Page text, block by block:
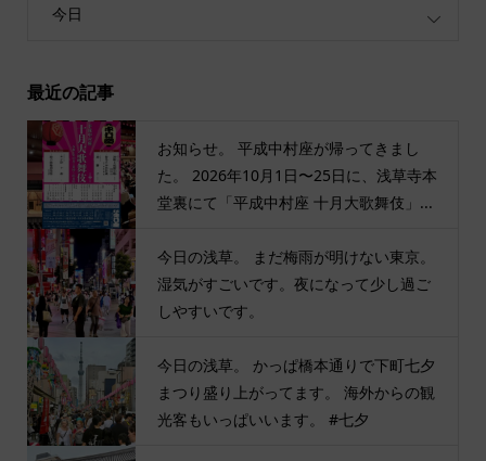
今日
最近の記事
お知らせ。 平成中村座が帰ってきまし
た。 2026年10月1日〜25日に、浅草寺本
堂裏にて「平成中村座 十月大歌舞伎」...
今日の浅草。 まだ梅雨が明けない東京。
湿気がすごいです。夜になって少し過ご
しやすいです。
今日の浅草。 かっぱ橋本通りで下町七夕
まつり盛り上がってます。 海外からの観
光客もいっぱいいます。 #七夕